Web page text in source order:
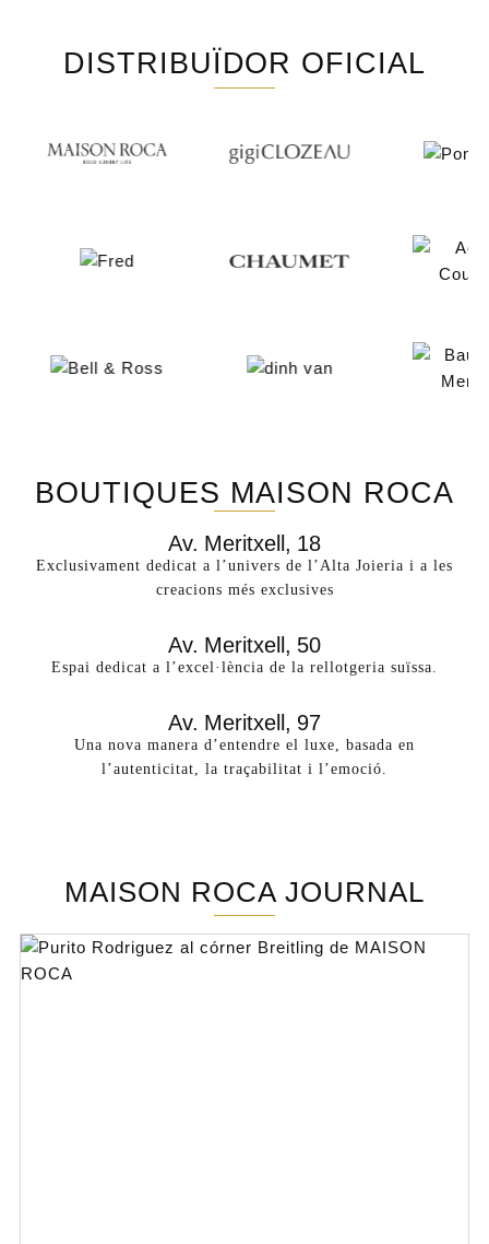
DISTRIBUÏDOR OFICIAL
BOUTIQUES MAISON ROCA
Av. Meritxell, 18
Exclusivament dedicat a l’univers de l’Alta Joieria i a les
creacions més exclusives​
Av. Meritxell, 50
Espai dedicat a l’excel·lència de la rellotgeria suïssa.
Av. Meritxell, 97
Una nova manera d’entendre el luxe, basada en
l’autenticitat, la traçabilitat i l’emoció.
MAISON ROCA JOURNAL